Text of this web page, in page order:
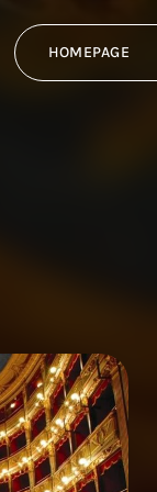
HOMEPAGE